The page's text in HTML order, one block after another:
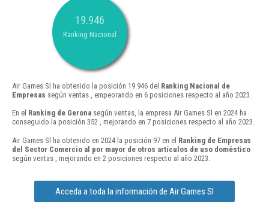
19.946
Ranking Nacional
Air Games Sl ha obtenido la posición 19.946 del Ranking Nacional de
Empresas según ventas , empeorando en 6 posiciones respecto al año 2023.
En el Ranking de Gerona según ventas, la empresa Air Games Sl en 2024 ha
conseguido la posición 352 , mejorando en 7 posiciones respecto al año 2023.
Air Games Sl ha obtenido en 2024 la posición 97 en el Ranking de Empresas
del Sector Comercio al por mayor de otros artículos de uso doméstico
según ventas , mejorando en 2 posiciones respecto al año 2023.
Acceda a toda la información de Air Games Sl